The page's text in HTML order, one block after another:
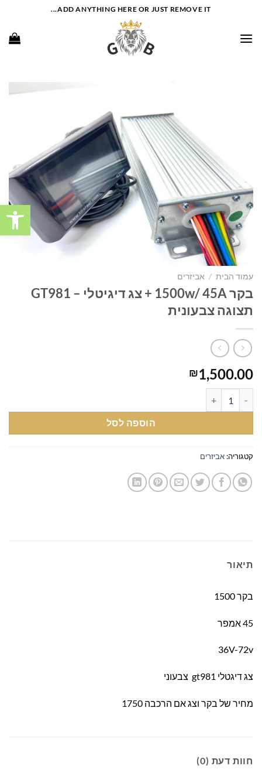
content
ADD ANYTHING HERE OR JUST REMOVE IT...
עמוד הבית / אביזרים
בקר 1500w/ 45A + צג דיגיטלי – GT981
תצוגה צבעונית
₪1,500.00
הוספה לסל
קטגוריה: אביזרים
תיאור
בקר 1500
45 אמפר
36V-72v
צג דיגטלי gt981 צבעוני
מחיר של בקר וצג אם הרכבה 1750
חוות דעת (0)